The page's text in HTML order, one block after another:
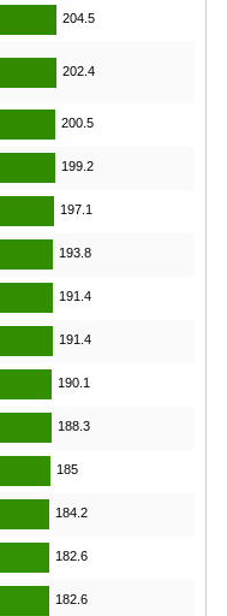
204.5
202.4
200.5
199.2
197.1
193.8
191.4
191.4
190.1
188.3
185
184.2
182.6
182.6